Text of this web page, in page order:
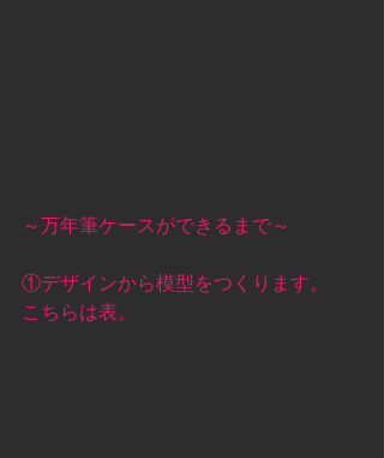
～万年筆ケースができるまで～
①デザインから模型をつくります。
こちらは表。